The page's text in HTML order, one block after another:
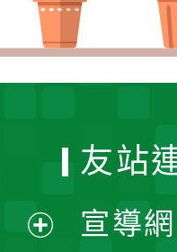
友站
宣導